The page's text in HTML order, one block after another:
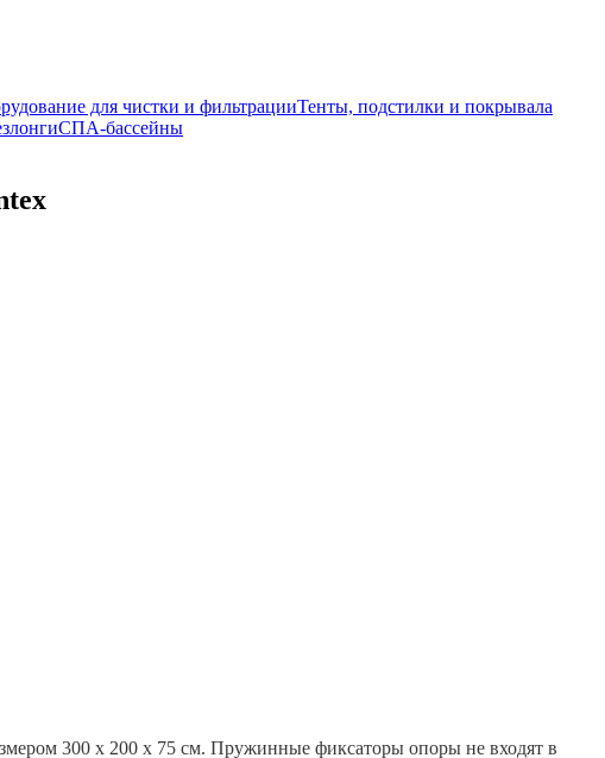
для чистки и фильтрацииТенты, подстилки и покрывала
СПА-бассейны
300 х 200 х 75 см. Пружинные фиксаторы опоры не входят в